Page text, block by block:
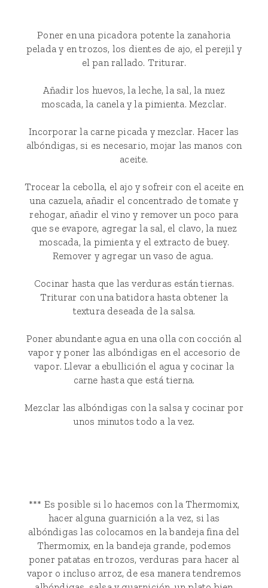
Poner en una picadora potente la zanahoria
pelada y en trozos, los dientes de ajo, el perejil y
el pan rallado. Triturar.
Añadir los huevos, la leche, la sal, la nuez
moscada, la canela y la pimienta. Mezclar.
Incorporar la carne picada y mezclar. Hacer las
albóndigas, si es necesario, mojar las manos con
aceite.
Trocear la cebolla, el ajo y sofreir con el aceite en
una cazuela, añadir el concentrado de tomate y
rehogar, añadir el vino y remover un poco para
que se evapore, agregar la sal, el clavo, la nuez
moscada, la pimienta y el extracto de buey.
Remover y agregar un vaso de agua.
Cocinar hasta que las verduras están tiernas.
Triturar con una batidora hasta obtener la
textura deseada de la salsa.
Poner abundante agua en una olla con cocción al
vapor y poner las albóndigas en el accesorio de
vapor. Llevar a ebullición el agua y cocinar la
carne hasta que está tierna.
Mezclar las albóndigas con la salsa y cocinar por
unos minutos todo a la vez.
*** Es posible si lo hacemos con la Thermomix,
hacer alguna guarnición a la vez, si las
albóndigas las colocamos en la bandeja fina del
Thermomix, en la bandeja grande, podemos
poner patatas en trozos, verduras para hacer al
vapor o incluso arroz, de esa manera tendremos